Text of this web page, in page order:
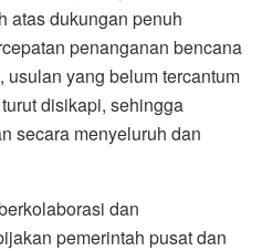
atas dukungan penuh
penanganan bencana
usulan yang belum tercantum
disikapi, sehingga
secara menyeluruh dan
dan
pemerintah pusat dan